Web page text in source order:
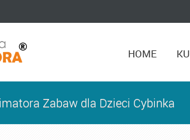
HOME
Zabaw dla Dzieci Cybinka